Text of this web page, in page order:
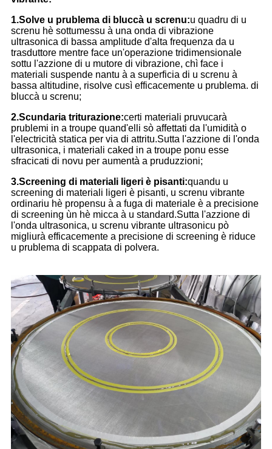
1.Solve u prublema di bluccà u screnu:u quadru di u
screnu hè sottumessu à una onda di vibrazione
ultrasonica di bassa amplitude d'alta frequenza da u
trasduttore mentre face un'operazione tridimensionale
sottu l'azzione di u mutore di vibrazione, chì face i
materiali suspende nantu à a superficia di u screnu à
bassa altitudine, risolve cusì efficacemente u prublema. di
bluccà u screnu;
2.Scundaria triturazione:certi materiali pruvucarà
prublemi in a troupe quand'elli sò affettati da l'umidità o
l'electricità statica per via di attritu.Sutta l'azzione di l'onda
ultrasonica, i materiali caked in a troupe ponu esse
sfracicati di novu per aumentà a pruduzzioni;
3.Screening di materiali ligeri è pisanti:quandu u
screening di materiali ligeri è pisanti, u screnu vibrante
ordinariu hè propensu à a fuga di materiale è a precisione
di screening ùn hè micca à u standard.Sutta l'azzione di
l'onda ultrasonica, u screnu vibrante ultrasonicu pò
migliurà efficacemente a precisione di screening è riduce
u prublema di scappata di polvera.